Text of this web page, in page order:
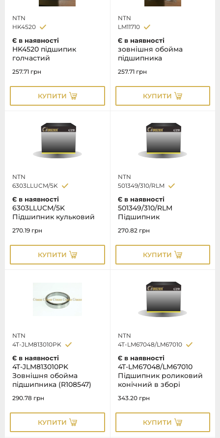
NTN
HK4520
Є в наявності
HK4520 підшипик
голчастий
257.71 грн
КУПИТИ
NTN
LM11710
Є в наявності
зовнішня обойма
підшипника
257.71 грн
КУПИТИ
NTN
6303LLUCM/5K
Є в наявності
6303LLUCM/5K
Підшипник кульковий
270.19 грн
КУПИТИ
NTN
501349/310/RLM
Є в наявності
501349/310/RLM
Підшипник
270.82 грн
КУПИТИ
NTN
4T-JLM813010PK
Є в наявності
4T-JLM813010PK
Зовнiшня обойма
пiдшипника (R108547)
290.78 грн
КУПИТИ
NTN
4T-LM67048/LM67010
Є в наявності
4T-LM67048/LM67010
Підшипник роликовий
конічний в зборі
343.20 грн
КУПИТИ